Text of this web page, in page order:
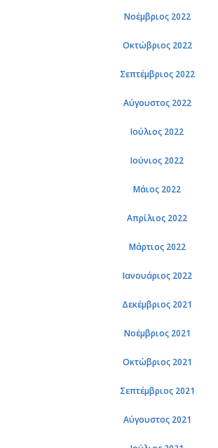
Νοέμβριος 2022
Οκτώβριος 2022
Σεπτέμβριος 2022
Αύγουστος 2022
Ιούλιος 2022
Ιούνιος 2022
Μάιος 2022
Απρίλιος 2022
Μάρτιος 2022
Ιανουάριος 2022
Δεκέμβριος 2021
Νοέμβριος 2021
Οκτώβριος 2021
Σεπτέμβριος 2021
Αύγουστος 2021